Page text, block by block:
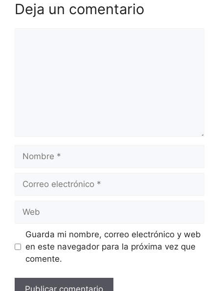
Deja un comentario
Nombre
Correo
Web
Guarda mi nombre, correo electrónico y web
en este navegador para la próxima vez que
comente.